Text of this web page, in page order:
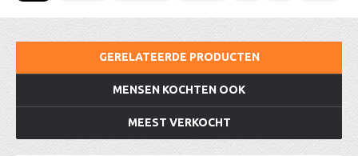
GERELATEERDE PRODUCTEN
MENSEN KOCHTEN OOK
MEEST VERKOCHT